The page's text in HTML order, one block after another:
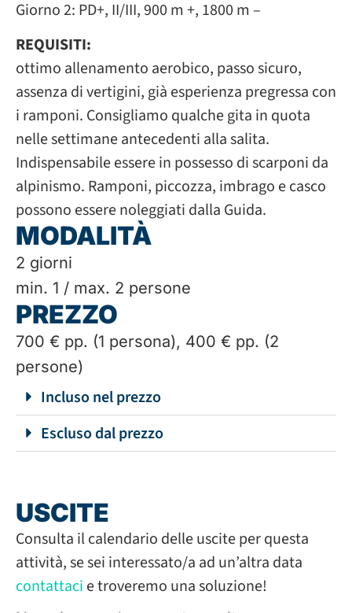
Giorno 2: PD+, II/III, 900 m +, 1800 m –
REQUISITI:
ottimo allenamento aerobico, passo sicuro,
assenza di vertigini, già esperienza pregressa con
i ramponi. Consigliamo qualche gita in quota
nelle settimane antecedenti alla salita.
Indispensabile essere in possesso di scarponi da
alpinismo. Ramponi, piccozza, imbrago e casco
possono essere noleggiati dalla Guida.
MODALITÀ
2 giorni
min. 1 / max. 2 persone
PREZZO
700 € pp. (1 persona), 400 € pp. (2
persone)
Incluso nel prezzo
Escluso dal prezzo
USCITE
Consulta il calendario delle uscite per questa
attività, se sei interessato/a ad un’altra data
contattaci e troveremo una soluzione!